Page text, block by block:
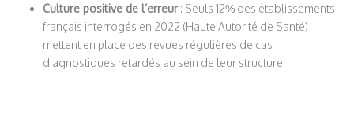
Culture positive de l’erreur: Seuls 12% des établissements
français interrogés en 2022 (Haute Autorité de Santé)
mettent en place des revues régulières de cas
diagnostiques retardés au sein de leur structure.